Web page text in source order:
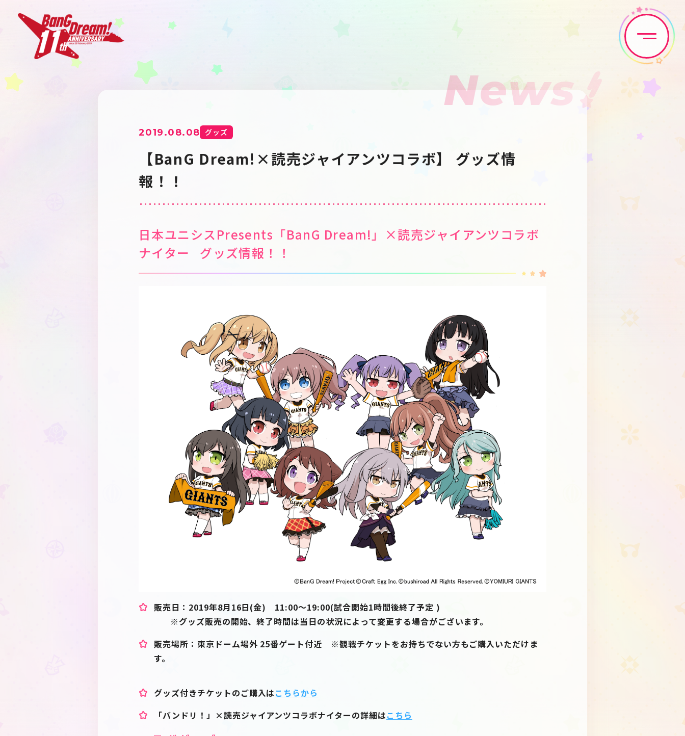
Home News
Artist Anime
Schedule
Goods
News
2019.08.08 グッズ
【BanG Dream!×読売ジャイアンツコラボ】 グッズ情
報！！
日本ユニシスPresents「BanG Dream!」×読売ジャイアンツコラボ
ナイター グッズ情報！！
販売日：2019年8月16日(金) 11:00～19:00(試合開始1時間後終了予定 )
※グッズ販売の開始、終了時間は当日の状況によって変更する場合がございます。
販売場所：東京ドーム場外 25番ゲート付近 ※観戦チケットをお持ちでない方もご購入いただけま
す。
グッズ付きチケットのご購入はこちらから
「バンドリ！」×読売ジャイアンツコラボナイターの詳細はこちら